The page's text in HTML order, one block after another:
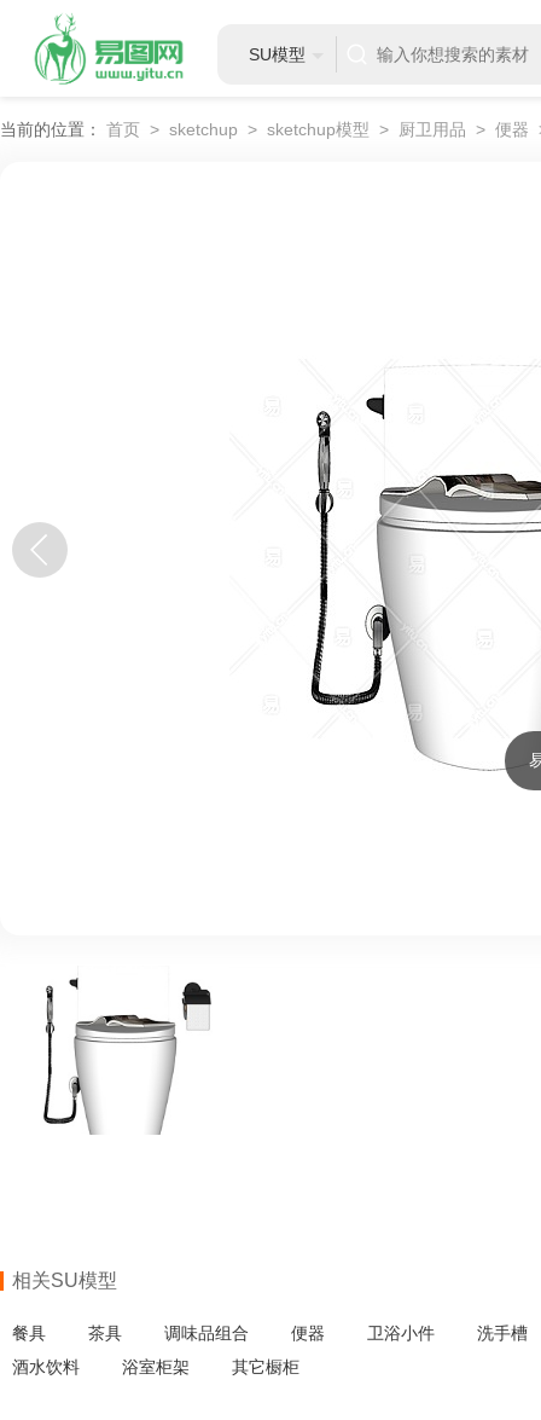
SU模型
当前的位置： 首页 > sketchup > sketchup模型 > 厨卫用品 > 便器
相关SU模型
餐具 茶具 调味品组合 便器 卫浴小件
洗手槽
酒水饮料
浴室柜架 其它橱柜